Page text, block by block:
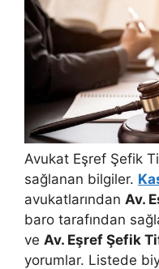
Avukat Eşref Şefik
sağlanan bilgiler.
avukatlarından Av.
baro tarafından
ve Av. Eşref Şefik
yorumlar. Listede